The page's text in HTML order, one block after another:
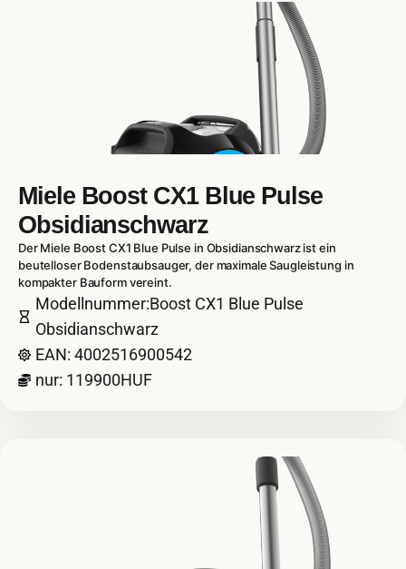
Miele Boost CX1 Blue Pulse
Obsidianschwarz
Der Miele Boost CX1 Blue Pulse in Obsidianschwarz ist ein
beutelloser Bodenstaubsauger, der maximale Saugleistung in
kompakter Bauform vereint.
Modellnummer:Boost CX1 Blue Pulse
Obsidianschwarz
EAN: 4002516900542
nur: 119900HUF